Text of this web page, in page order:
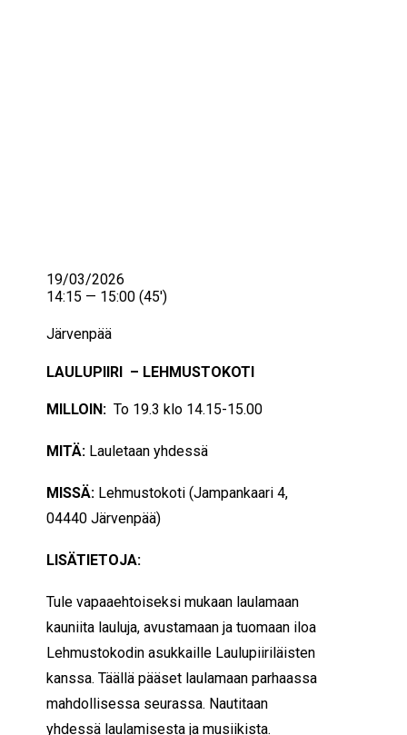
LAULUPIIRI – LEHMUSTOKOTI
MILLOIN: To 19.3 klo 14.15-15.00
MITÄ: Lauletaan yhdessä
MISSÄ: Lehmustokoti (Jampankaari 4,
04440 Järvenpää)
LISÄTIETOJA:
Tule vapaaehtoiseksi mukaan laulamaan
kauniita lauluja, avustamaan ja tuomaan iloa
Lehmustokodin asukkaille Laulupiiriläisten
kanssa. Täällä pääset laulamaan parhaassa
mahdollisessa seurassa. Nautitaan
yhdessä laulamisesta ja musiikista.
19/03/2026
14:15 — 15:00 (45′)
Järvenpää